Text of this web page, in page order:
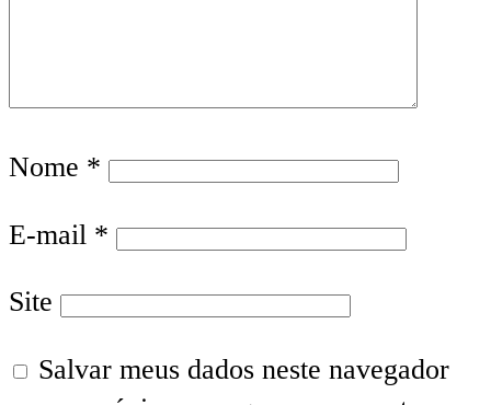
Nome *
E-mail *
Site
Salvar meus dados neste navegador